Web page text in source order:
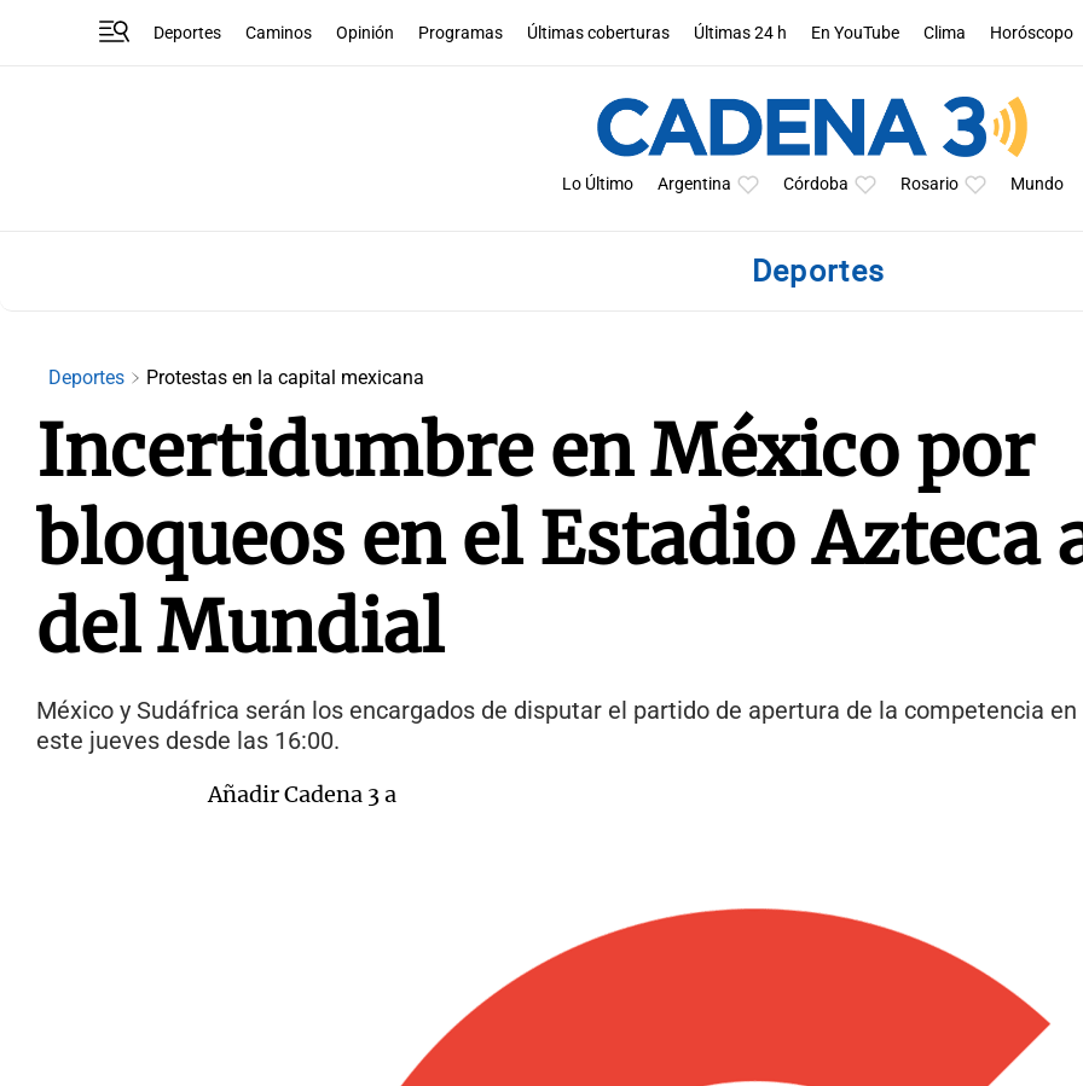
Deportes Caminos Opinión Programas Últimas coberturas Últimas 24 h En YouTube Clima Horóscopo
Lo Último Argentina Córdoba Rosario Mundo
Deportes
Deportes Protestas en la capital mexicana
Incertidumbre en México por
bloqueos en el Estadio Azteca
del Mundial
México y Sudáfrica serán los encargados de disputar el partido de apertura de la competencia
este jueves desde las 16:00.
Añadir Cadena 3 a